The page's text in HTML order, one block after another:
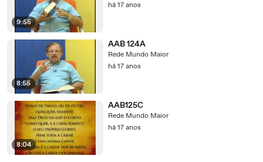
9:55
há 17 anos
8:55
AAB 124A
Rede Mundo Maior
há 17 anos
8:04
AAB125C
Rede Mundo Maior
há 17 anos